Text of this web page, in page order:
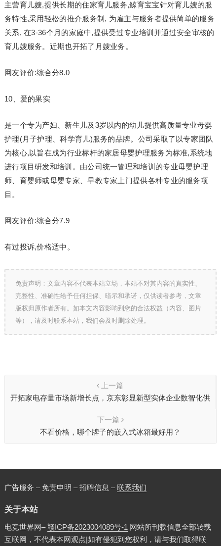
主营育儿嫂,提供长期的住家育儿服务,鲸育宝宝针对育儿嫂的服
务特性,采用轻松的推介服务制, 为雇主与服务者提供简单的服务
关系, 在3-36个月的家庭中,提供受过专业培训并通过安全审核的
育儿嫂服务。近期也开拓了月嫂业务。
网友评价:综合分8.0
10、爱的果实
是一个专为产妇、新生儿及3岁以内的幼儿提供高质量专业母婴
护理(月子护理、科学育儿)服务的品牌。公司采取了以专家团队
为核心,以旨在成为行业标杆的家居母婴护理服务为标准,系统地
进行项目研发和培训。由公司统一管理和培训的专业母婴护理
师、育婴师或母婴专家、早教专家上门提供各种专业的服务项
目。
网友评价:综合分7.9
有过投诉,价格适中。
免责声明：文章内容不代表本站立场，本站不对其内容的真实性、
完整性、准确性给予任何担保、暗示和承诺，仅供读者参考，文章
版权归原作者所有。如本文内容影响到您的合法权益（内容、图片
等），请及时联系本站，我们会及时删除处理。
上一篇
开拓家电存量市场新增长点，京东彰显新型实体企业数智化供
下一篇
不看价格，哪个牌子的嵌入式冰箱最好用？
广告服务 – 免责申明 – 招聘信息 –联系我们
关于本站
电竞世界网–赣ICP备2023004089号-1 网站所刊载信息全部转载
互联网，不代表本网观点|如有侵犯到您权利，请与我们取得联